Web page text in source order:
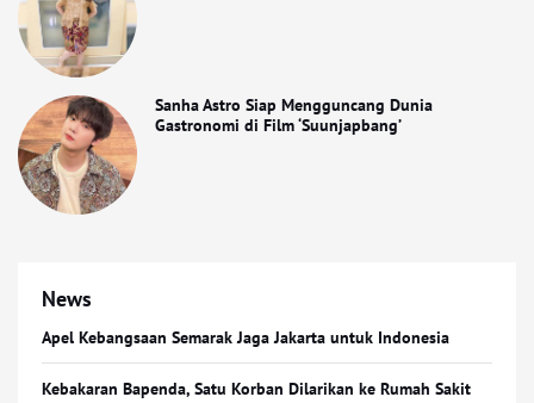
Sanha Astro Siap Mengguncang Dunia
Gastronomi di Film ‘Suunjapbang’
News
Apel Kebangsaan Semarak Jaga Jakarta untuk Indonesia
Kebakaran Bapenda, Satu Korban Dilarikan ke Rumah Sakit